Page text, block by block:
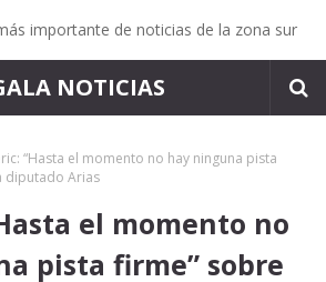
importante de noticias de la zona sur
NOTICIAS
“Hasta el momento no hay ninguna pista
diputado Arias
el momento no
pista firme” sobre